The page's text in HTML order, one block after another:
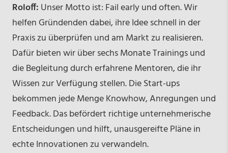
Roloff: Unser Motto ist: Fail early und often. Wir
helfen Gründenden dabei, ihre Idee schnell in der
Praxis zu überprüfen und am Markt zu realisieren.
Dafür bieten wir über sechs Monate Trainings und
die Begleitung durch erfahrene Mentoren, die ihr
Wissen zur Verfügung stellen. Die Start-ups
bekommen jede Menge Knowhow, Anregungen und
Feedback. Das befördert richtige unternehmerische
Entscheidungen und hilft, unausgereifte Pläne in
echte Innovationen zu verwandeln.